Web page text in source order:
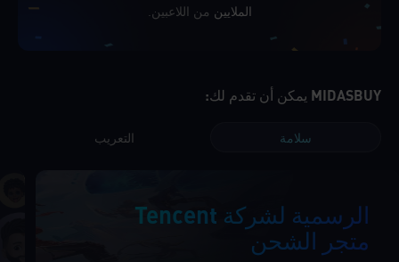
الملايين من اللاعبين.
MIDASBUY يمكن أن تقدم لك:
سلامة التعريب
الرسمية لشركة Tencent
متجر الشحن